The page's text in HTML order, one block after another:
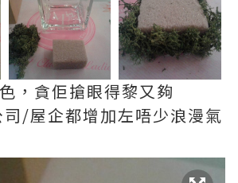
，貪佢搶眼得黎又夠
/屋企都增加左唔少浪漫氣